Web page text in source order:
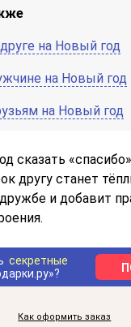
на Новый год
на Новый год
на Новый год
сказать
другу станет
и добавит
секретные
Как оформить заказ